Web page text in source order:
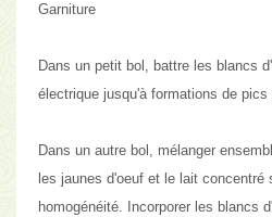
Garniture
Dans un petit bol, battre les blancs
électrique jusqu'à formations de pics
Dans un autre bol, mélanger
les jaunes d'oeuf et le lait concentré
homogénéité. Incorporer les blancs